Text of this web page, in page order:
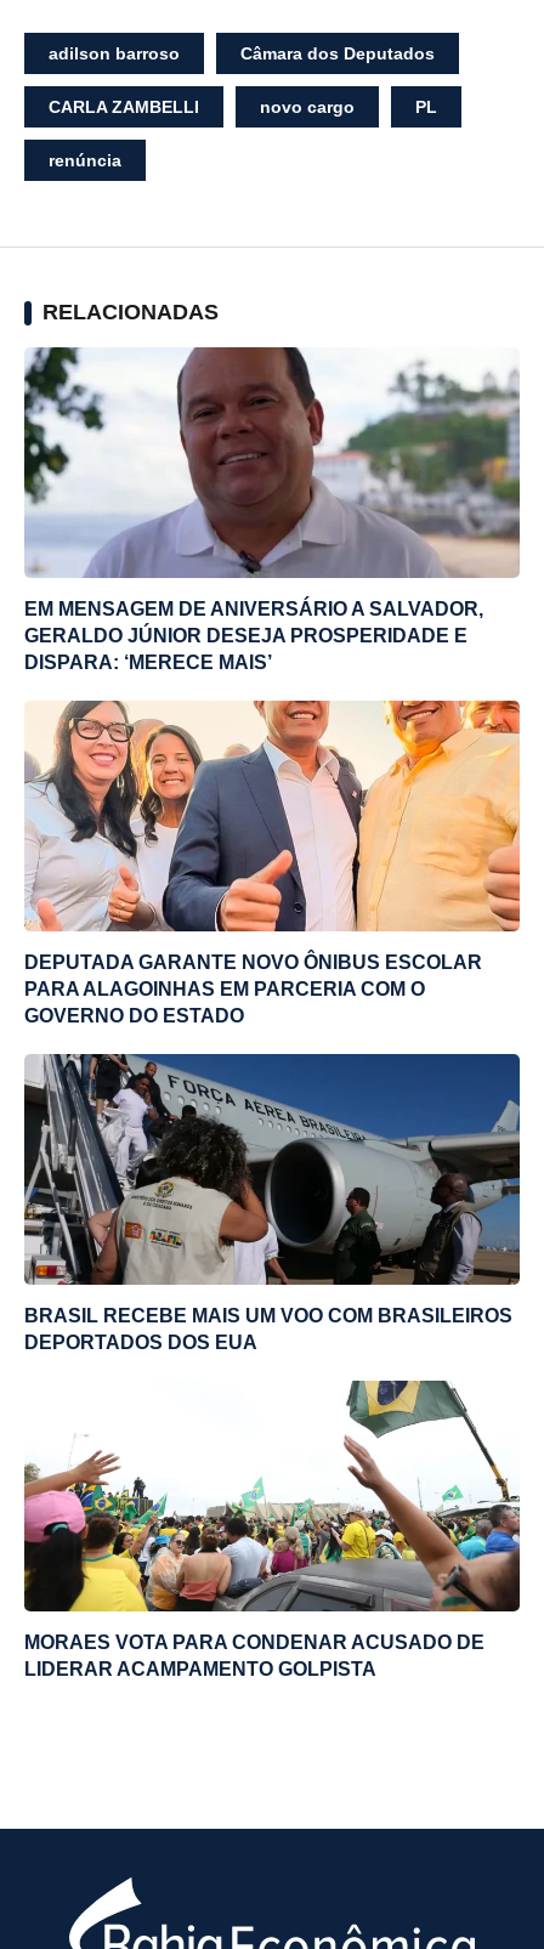
adilson barroso Câmara dos Deputados
CARLA ZAMBELLI novo cargo PL
renúncia
RELACIONADAS
EM MENSAGEM DE ANIVERSÁRIO A SALVADOR,
GERALDO JÚNIOR DESEJA PROSPERIDADE E
DISPARA: ‘MERECE MAIS’
DEPUTADA GARANTE NOVO ÔNIBUS ESCOLAR
PARA ALAGOINHAS EM PARCERIA COM O
GOVERNO DO ESTADO
BRASIL RECEBE MAIS UM VOO COM BRASILEIROS
DEPORTADOS DOS EUA
MORAES VOTA PARA CONDENAR ACUSADO DE
LIDERAR ACAMPAMENTO GOLPISTA